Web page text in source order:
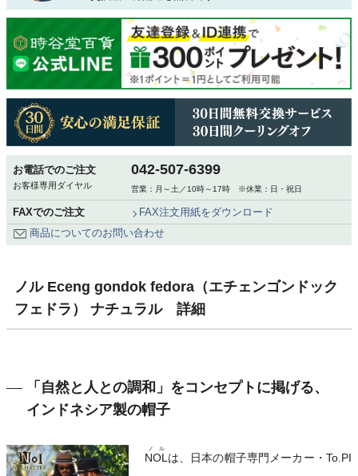
お電話でのご注文
お客様専用ダイヤル
042-507-6399
営業：月～土／10時～17時 ※休業：日・祝日
FAXでのご注文
FAX注文用紙をダウンロード
商品についてのお問い合わせ
ノル Eceng gondok fedora（エチェンゴンドック
フェドラ） ナチュラル 詳細
「自然と人との調和」をコンセプトに掲げる、
インドネシア製の帽子
NOL
ノル
は、日本の帽子専門メーカー・To.PI